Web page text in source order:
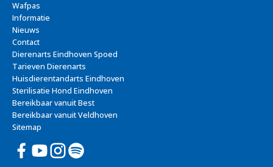
Wafpas
Informatie
Nieuws
Contact
Dierenarts Eindhoven Spoed
Tarieven Dierenarts
Huisdierentandarts Eindhoven
Sterilisatie Hond Eindhoven
Bereikbaar vanuit Best
Bereikbaar vanuit Veldhoven
Sitemap